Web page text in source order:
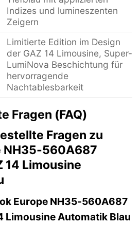
Indizes und lumineszenten
Zeigern
Limitierte Edition im Design
der GAZ 14 Limousine, Super-
LumiNova Beschichtung für
hervorragende
Nachtablesbarkeit
Fragen (FAQ)
Fragen zu
NH35-560A687
14 Limousine
Europe NH35-560A687
Limousine Automatik Blau